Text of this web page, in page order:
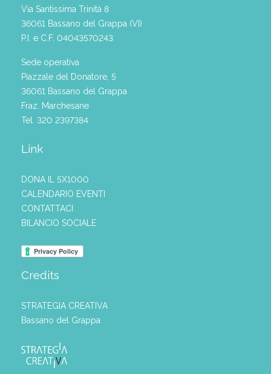
Via Santissima Trinità 8
36061 Bassano del Grappa (VI)
P.I. e C.F. 04043570243
Sede operativa
Piazzale del Donatore, 5
36061 Bassano del Grappa
Fraz. Marchesane
Tel. 320 2397384
Link
DONA IL 5X1000
CALENDARIO EVENTI
CONTATTACI
BILANCIO SOCIALE
Credits
STRATEGIA CREATIVA
Bassano del Grappa